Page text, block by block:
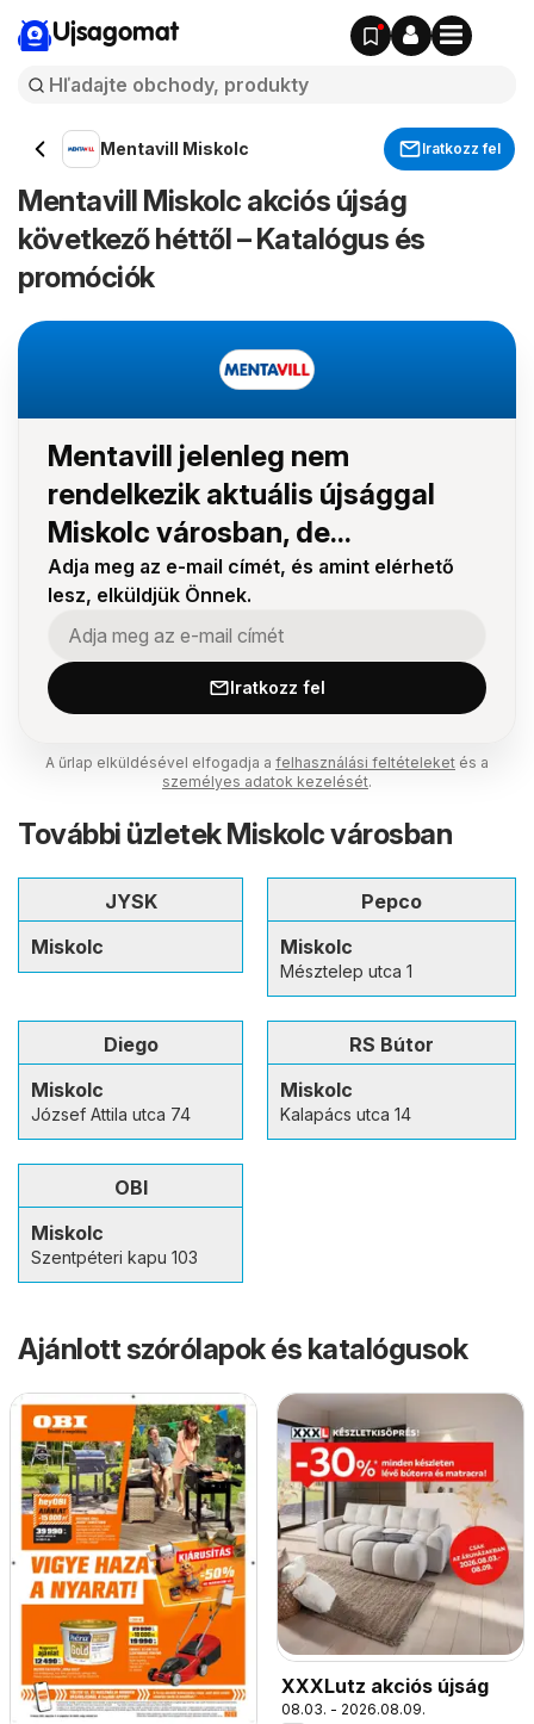
Ujsagomat
Mentavill Miskolc Iratkozz fel
Mentavill Miskolc akciós újság
következő héttől – Katalógus és
promóciók
Mentavill jelenleg nem
rendelkezik aktuális újsággal
Miskolc városban, de...
Adja meg az e-mail címét, és amint elérhető
lesz, elküldjük Önnek.
Iratkozz fel
A űrlap elküldésével elfogadja a felhasználási feltételeket és a
személyes adatok kezelését.
További üzletek Miskolc városban
JYSK
Miskolc
Pepco
Miskolc
Mésztelep utca 1
Diego
Miskolc
József Attila utca 74
RS Bútor
Miskolc
Kalapács utca 14
OBI
Miskolc
Szentpéteri kapu 103
Ajánlott szórólapok és katalógusok
XXXLutz akciós újság
08.03. - 2026.08.09.